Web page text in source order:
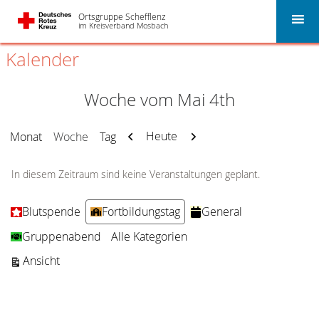
Ortsgruppe Schefflenz
im Kreisverband Mosbach
Kalender
Woche vom Mai 4th
Monat Woche Tag Zurück
Heute Weiter
In diesem Zeitraum sind keine Veranstaltungen geplant.
Kategorien
Blutspende Fortbildungstag
General
Gruppenabend
Alle Kategorien
Ansichtausdrucken